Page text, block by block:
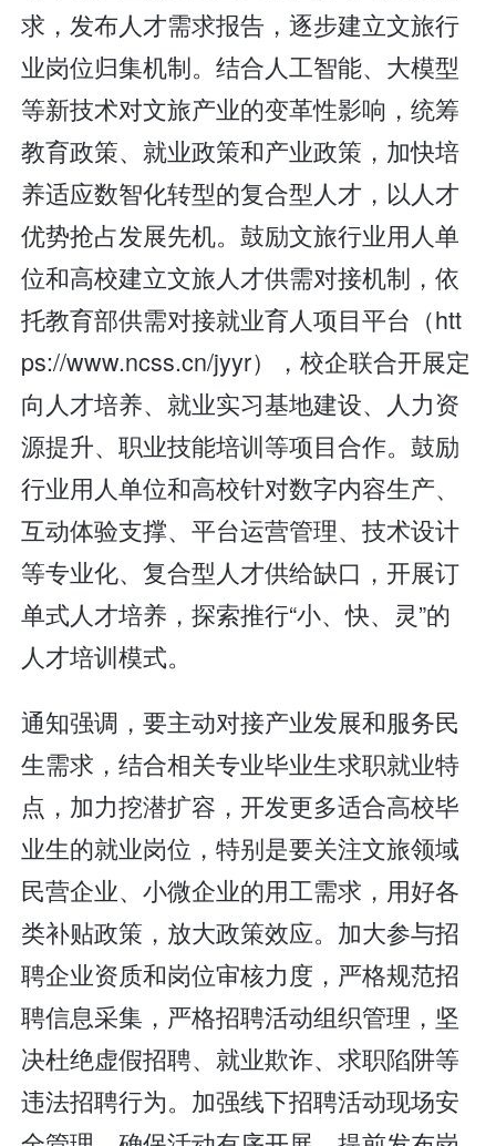
求，发布人才需求报告，逐步建立文旅行
业岗位归集机制。结合人工智能、大模型
等新技术对文旅产业的变革性影响，统筹
教育政策、就业政策和产业政策，加快培
养适应数智化转型的复合型人才，以人才
优势抢占发展先机。鼓励文旅行业用人单
位和高校建立文旅人才供需对接机制，依
托教育部供需对接就业育人项目平台（htt
ps://www.ncss.cn/jyyr），校企联合开展定
向人才培养、就业实习基地建设、人力资
源提升、职业技能培训等项目合作。鼓励
行业用人单位和高校针对数字内容生产、
互动体验支撑、平台运营管理、技术设计
等专业化、复合型人才供给缺口，开展订
单式人才培养，探索推行“小、快、灵”的
人才培训模式。
通知强调，要主动对接产业发展和服务民
生需求，结合相关专业毕业生求职就业特
点，加力挖潜扩容，开发更多适合高校毕
业生的就业岗位，特别是要关注文旅领域
民营企业、小微企业的用工需求，用好各
类补贴政策，放大政策效应。加大参与招
聘企业资质和岗位审核力度，严格规范招
聘信息采集，严格招聘活动组织管理，坚
决杜绝虚假招聘、就业欺诈、求职陷阱等
违法招聘行为。加强线下招聘活动现场安